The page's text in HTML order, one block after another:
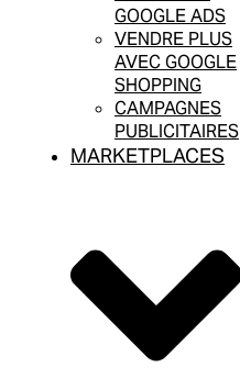
GOOGLE ADS
VENDRE PLUS
AVEC GOOGLE
SHOPPING
CAMPAGNES
PUBLICITAIRES
MARKETPLACES